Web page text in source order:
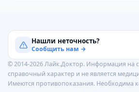
Нашли неточность?
Сообщить нам →
© 2014-2026 Лайк.Доктор. Информация на
справочный характер и не является
Имеются противопоказания. Необходима